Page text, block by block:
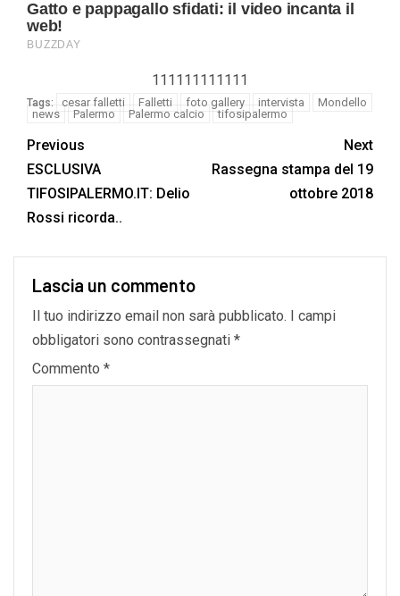
111111111111
Tags: cesar falletti Falletti foto gallery intervista
Mondello
news
Palermo Palermo calcio tifosipalermo
Previous
ESCLUSIVA
TIFOSIPALERMO.IT: Delio
Rossi ricorda..
Next
Rassegna stampa del 19
ottobre 2018
Lascia un commento
Il tuo indirizzo email non sarà pubblicato.
I campi
obbligatori sono contrassegnati *
Commento *